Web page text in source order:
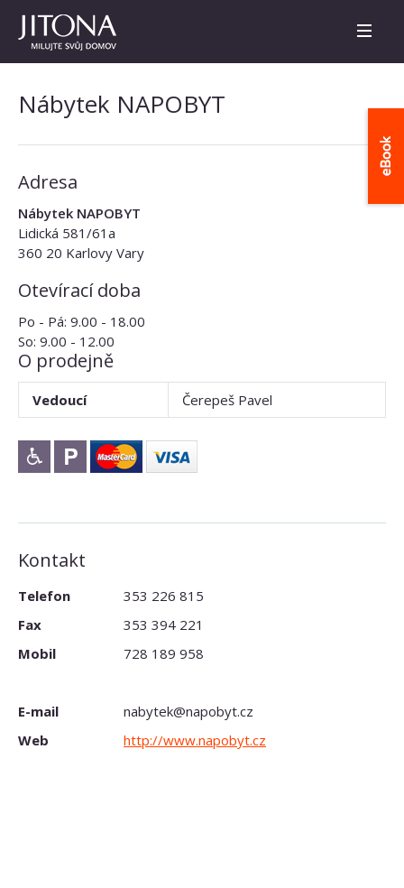
Nábytek NAPOBYT
Adresa
Nábytek NAPOBYT
Lidická 581/61a
360 20 Karlovy Vary
Otevírací doba
Po - Pá: 9.00 - 18.00
So: 9.00 - 12.00
O prodejně
Vedoucí Čerepeš Pavel
Kontakt
Telefon
353 226 815
Fax
353 394 221
Mobil
728 189 958
E-mail
nabytek@napobyt.cz
Web
http://www.napobyt.cz